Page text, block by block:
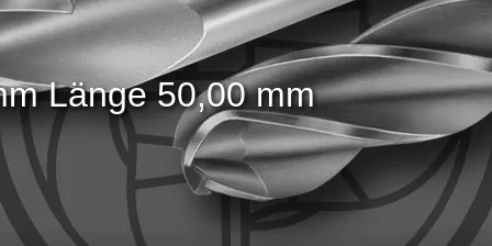
Länge 50,00 mm